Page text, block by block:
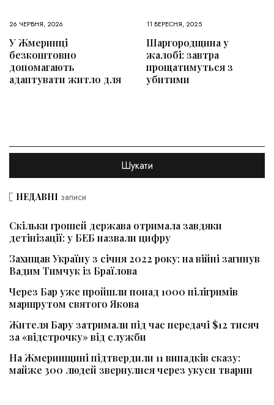
26 ЧЕРВНЯ, 2026
У Жмеринці
безкоштовно
допомагають
адаптувати житло для
11 ВЕРЕСНЯ, 2025
Шаргородщина у
жалобі: завтра
прощатимуться з
убитими
НЕДАВНІ записи
Скільки грошей держава отримала завдяки
детінізації: у БЕБ назвали цифру
Захищав Україну з січня 2022 року: на війні загинув
Вадим Тимчук із Браїлова
Через Бар уже пройшли понад 1000 пілігримів
маршрутом святого Якова
Жителя Бару затримали під час передачі $12 тисяч
за «відстрочку» від служби
На Жмеринщині підтвердили 11 випадків сказу:
майже 300 людей звернулися через укуси тварин